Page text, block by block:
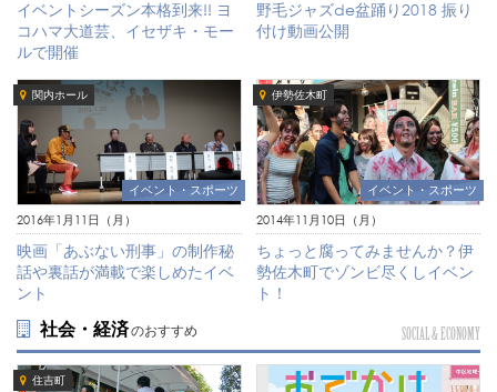
イベントシーズン本格到来!! ヨ
コハマ大道芸、イセザキ・モー
ルで開催
野毛ジャズde盆踊り2018 振り
付け動画公開
関内ホール
イベント・スポーツ
2016年1月11日（月）
映画「あぶない刑事」の制作秘
話や裏話が満載で楽しめたイベ
ント
伊勢佐木町
イベント・スポーツ
2014年11月10日（月）
ちょっと腐ってみませんか？伊
勢佐木町でゾンビ尽くしイベン
ト！
社会・経済のおすすめ SOCIAL & ECONOMY
住吉町